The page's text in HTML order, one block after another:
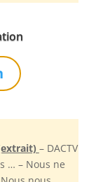
– DACTV
… – Nous ne